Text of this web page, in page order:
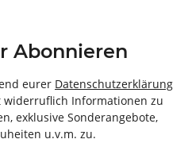
Abonnieren
eurer Datenschutzerklärung
Informationen zu
exklusive Sonderangebote,
u.v.m. zu.